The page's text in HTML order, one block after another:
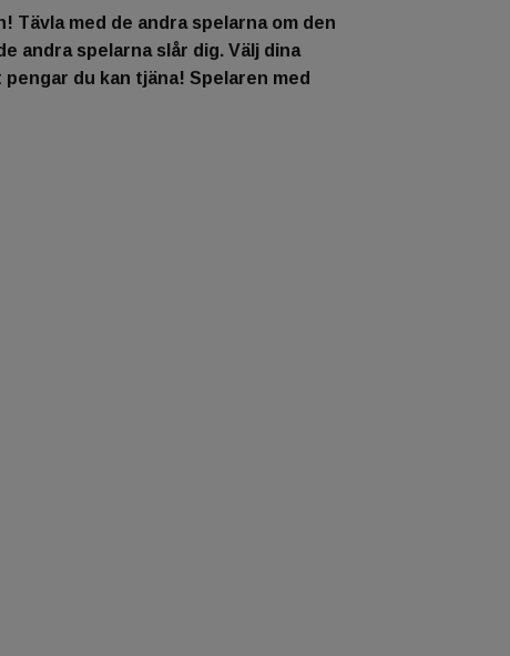
Tävla med de andra spelarna om den
andra spelarna slår dig. Välj dina
du kan tjäna! Spelaren med